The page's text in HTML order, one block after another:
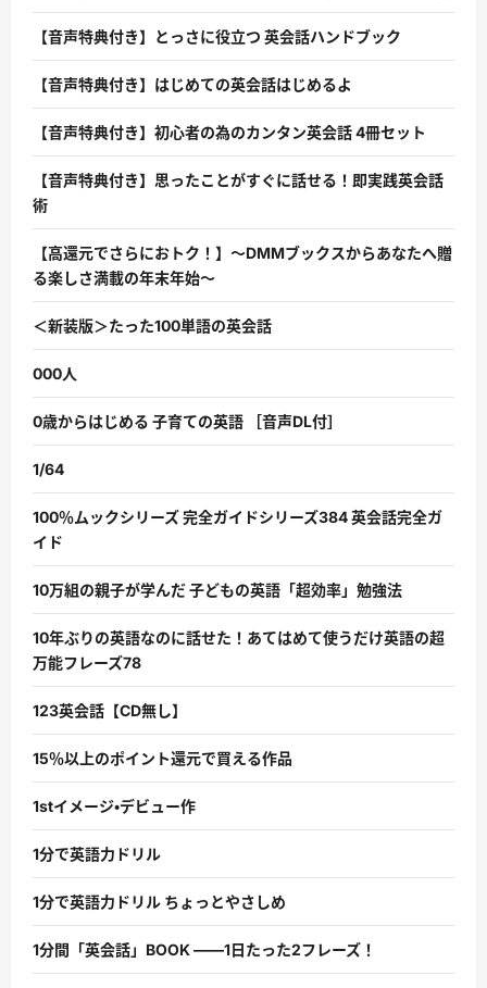
【音声特典付き】とっさに役立つ 英会話ハンドブック
【音声特典付き】はじめての英会話はじめるよ
【音声特典付き】初心者の為のカンタン英会話 4冊セット
【音声特典付き】思ったことがすぐに話せる！即実践英会話
術
【高還元でさらにおトク！】〜DMMブックスからあなたへ贈
る楽しさ満載の年末年始〜
＜新装版＞たった100単語の英会話
000人
0歳からはじめる 子育ての英語 ［音声DL付］
1/64
100％ムックシリーズ 完全ガイドシリーズ384 英会話完全ガ
イド
10万組の親子が学んだ 子どもの英語「超効率」勉強法
10年ぶりの英語なのに話せた！あてはめて使うだけ英語の超
万能フレーズ78
123英会話【CD無し】
15％以上のポイント還元で買える作品
1stイメージ・デビュー作
1分で英語力ドリル
1分で英語力ドリル ちょっとやさしめ
1分間「英会話」BOOK ――1日たった2フレーズ！